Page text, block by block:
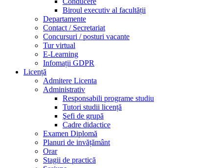
Biroul executiv al facultății
Departamente
Contact / Secretariat
Concursuri / posturi vacante
Tur virtual
E-Learning
Infomații GDPR
Licență
Admitere Licenta
Administrativ
Responsabili programe studiu
Tutori studii licență
Şefi de grupă
Cadre didactice
Examen Diplomă
Planuri de invățământ
Orar
Stagii de practică